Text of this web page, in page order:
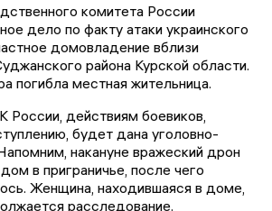
комитета России
дело по факту атаки украинского
домовладение вблизи
района Курской области.
погибла местная жительница.
России, действиям боевиков,
будет дана уголовно-
накануне вражеский дрон
в приграничье, после чего
Женщина, находившаяся в доме,
расследование.